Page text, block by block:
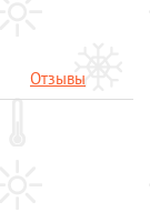
Отзывы